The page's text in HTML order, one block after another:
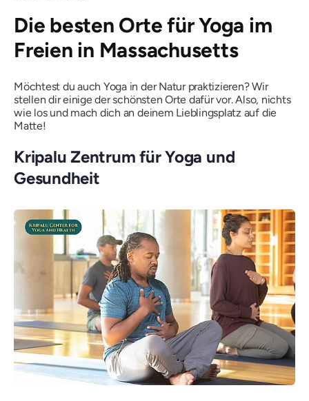
Die besten Orte für Yoga im
Freien in Massachusetts
Möchtest du auch Yoga in der Natur praktizieren? Wir
stellen dir einige der schönsten Orte dafür vor. Also, nichts
wie los und mach dich an deinem Lieblingsplatz auf die
Matte!
Kripalu Zentrum für Yoga und
Gesundheit